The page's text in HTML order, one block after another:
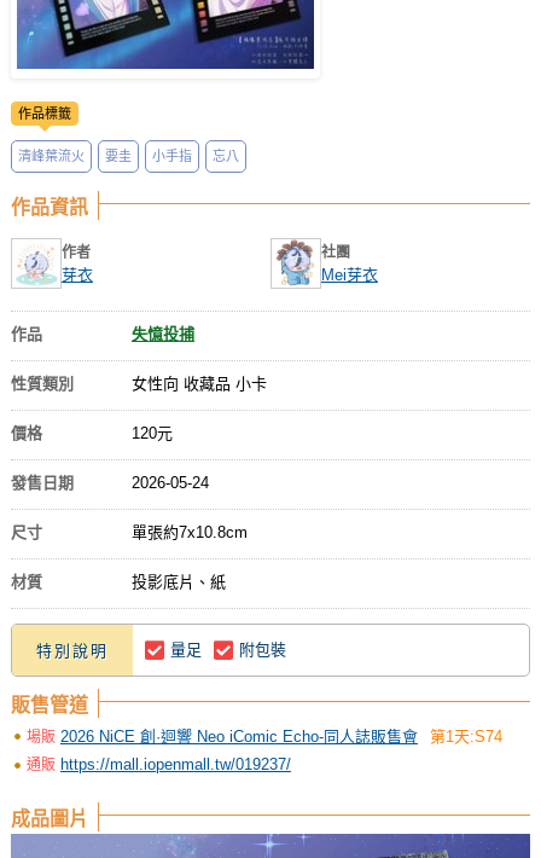
作品標籤
清峰葉流火 要圭 小手指 忘八
作品資訊
作者
芽衣
社團
Mei芽衣
作品 失憶投捕
性質類別 女性向 收藏品 小卡
價格 120元
發售日期 2026-05-24
尺寸 單張約7x10.8cm
材質 投影底片、紙
特別說明 量足 附包裝
販售管道
場販 2026 NiCE 創·迴響 Neo iComic Echo-同人誌販售會 第1天:S74
通販 https://mall.iopenmall.tw/019237/
成品圖片